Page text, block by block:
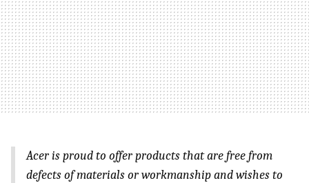
Acer is proud to offer products that are free from
defects of materials or workmanship and wishes to